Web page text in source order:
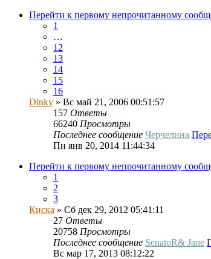
Перейти к первому непрочитанному
1
…
12
13
14
15
16
Dinky » Вс май 21, 2006 00:51:57
157 Ответы
66240 Просмотры
Последнее сообщение Черчелина
Пн янв 20, 2014 11:44:34
Перейти к первому непрочитанному
1
2
3
Киска » Сб дек 29, 2012 05:41:11
27 Ответы
20758 Просмотры
Последнее сообщение SenatoR& Jane
Вс мар 17, 2013 08:12:22